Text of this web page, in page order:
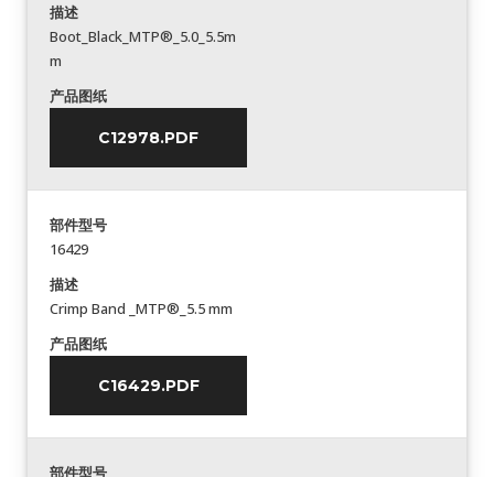
描述
Boot_Black_MTP®_5.0_5.5m
m
产品图纸
C12978.PDF
部件型号
16429
描述
Crimp Band _MTP®_5.5 mm
产品图纸
C16429.PDF
部件型号